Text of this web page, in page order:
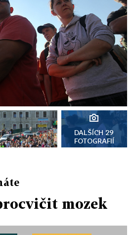
DALŠÍCH 29
FOTOGRAFIÍ
mozek